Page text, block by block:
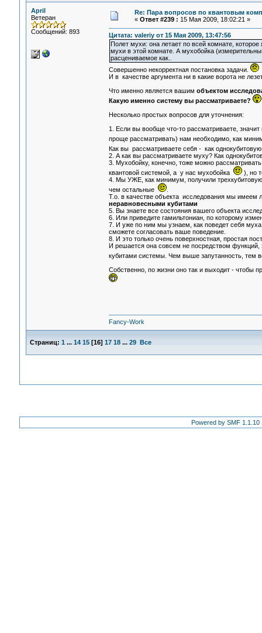
April
Ветеран
Сообщений: 893
Re: Пара вопросов по квантовым
« Ответ #239 : 15 Мая 2009, 18:02:21 »
Цитата: valeriy от 15 Мая 2009, 13:47:56
Полет мухи: она летает по всей комнате,
мухи в этой комнате. А мухобойка
расцениваемое как..
Совершенно некорректная постановка задачи.
И в качестве аргумента ни в какие ворота не
Что именно является вашим объектом
Какую именно систему вы рассматриваете?
Несколько простых вопросов для уточнения:
1. Если вы вообще что-то рассматриваете,
проще рассматривать) нам необходимо, как
Как вы рассматриваете себя - как
2. А как вы рассматриваете муху? Как
3. Мухобойку, конечно, тоже можно
квантовой системой, а у нас мухобойка
), но
4. Мы УЖЕ, как минимум, получили трехкубитовую
чем остальные
.
Т.о. в качестве объекта исследования мы имеем
неравновесными кубитами
5. Вы знаете все состояния вашего объекта
6. Или приведите гамильтониан, по которому
7. И уже по ним мы узнаем, как поведет себя
сможете согласовать ваше поведение.
8. И это только очень поверхностная, простая
И решается она совсем не посредством функций,
кубитами системы. Чем выше запутанность, тем
Собственно, по жизни оно так и выходит - чтобы
Fancy-Work
Страниц: 1 ... 14 15[16] 17 18 ... 29 Все
Powered by SMF 1.1.10